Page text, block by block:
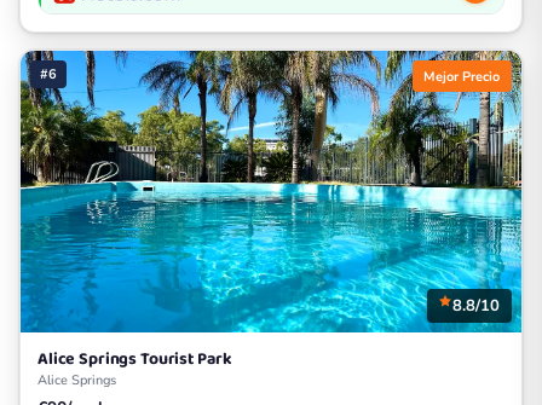
#6 Mejor Precio
8.8/10
Alice Springs Tourist Park
Alice Springs